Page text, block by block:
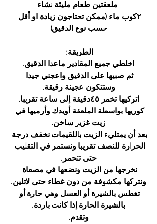
ملعقتين طعام مليئة نشاء
٢كوب ماء (ممكن تحتاجون زيادة او أقل
حسب نوع الدقيق)
الطريقة:
اخلطي جميع المقادير ماعدا الدقيق.
ثم صبيها على الدقيق واعجني جيدا
وستتكون عجينة رقيقة.
اتركيها تخمر ٤٥دقيقة إلى ساعة تقريبا.
كوريها بواسطة الملعقة أويدك وأرميها في
زيت غزير ساخن.
بعد أن يمتليء الزيت باللقيمات نخفف درجة
الحرارة للنصف تقريبا ونستمر في التقليب
حتى تتحمر.
نخرجها من الزيت ونضعها في مصفاة
ونتركها مكشوفة من دون غطاء حتى لاتلين.
تغطس بالشيرة أو العسل وهي حارة أو
بالشيرة الحارة إذا كانت باردة.
وتقدم.